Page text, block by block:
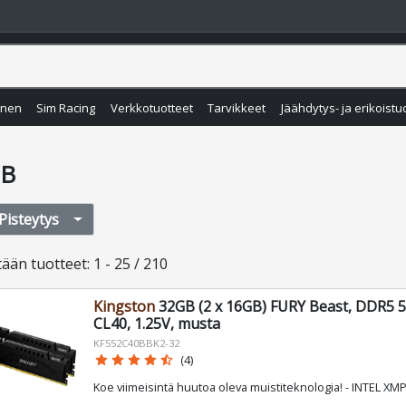
Sim Racing Verkkotuotteet Tarvikkeet Jäähdytys- ja
Pisteytys
tuotteet: 1 - 25 / 210
Kingston32GB (2 x 16GB) FURY Beast, DDR5
CL40, 1.25V, musta
KF552C40BBK2-32
star star star star star_half (4)
Koe viimeisintä huutoa oleva muistiteknologia! - INTEL